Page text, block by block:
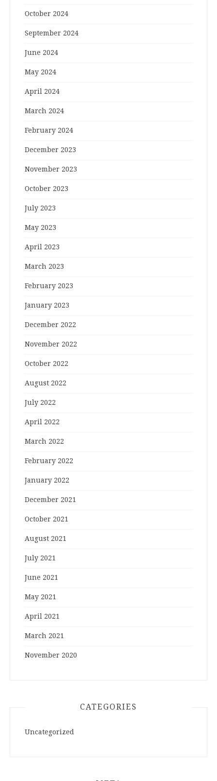
October 2024
September 2024
June 2024
May 2024
April 2024
March 2024
February 2024
December 2023
November 2023
October 2023
July 2023
May 2023
April 2023
March 2023
February 2023
January 2023
December 2022
November 2022
October 2022
August 2022
July 2022
April 2022
March 2022
February 2022
January 2022
December 2021
October 2021
August 2021
July 2021
June 2021
May 2021
April 2021
March 2021
November 2020
CATEGORIES
Uncategorized